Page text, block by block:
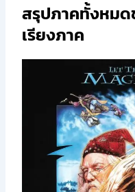
สรุปภาคทั้งหม
เรียงภาค